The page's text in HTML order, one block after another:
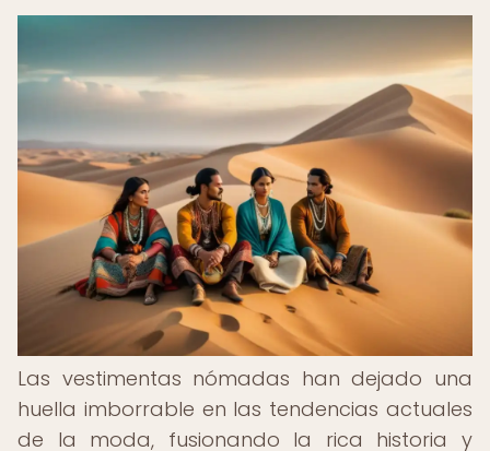
Las vestimentas nómadas han dejado una
huella imborrable en las tendencias actuales
de la moda, fusionando la rica historia y